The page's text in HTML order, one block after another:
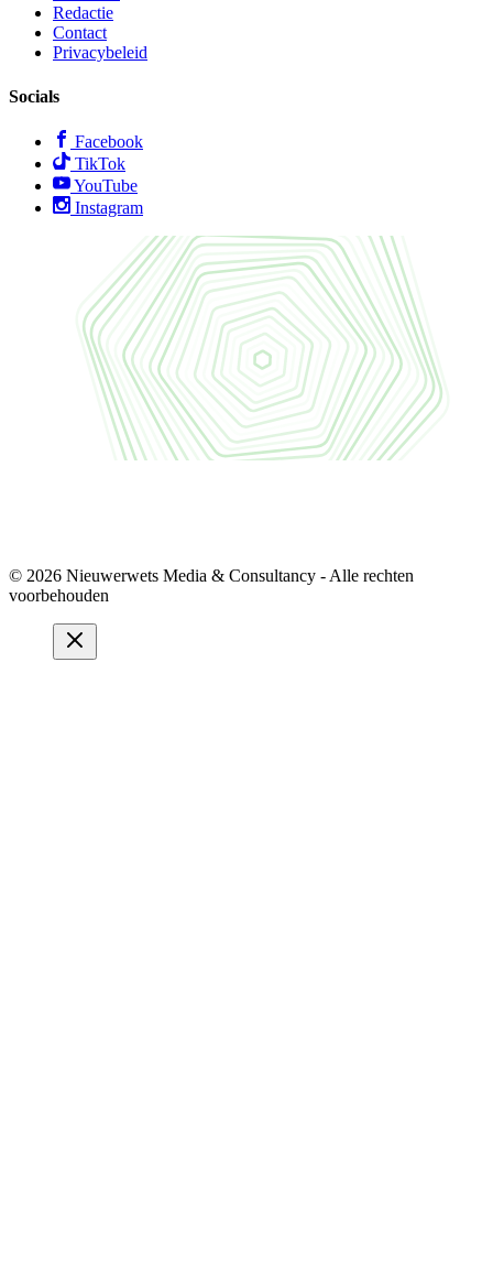
Redactie
Contact
Privacybeleid
Socials
Facebook
TikTok
YouTube
Instagram
© 2026 Nieuwerwets Media & Consultancy - Alle rechten
voorbehouden